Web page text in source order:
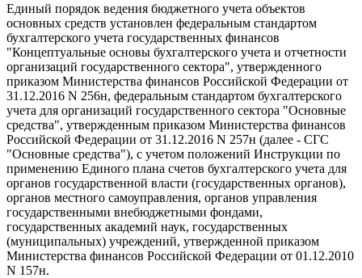
Единый порядок ведения бюджетного учета объектов
основных средств установлен федеральным стандартом
бухгалтерского учета государственных финансов
"Концептуальные основы бухгалтерского учета и отчетности
организаций государственного сектора", утвержденного
приказом Министерства финансов Российской Федерации от
31.12.2016 N 256н, федеральным стандартом бухгалтерского
учета для организаций государственного сектора "Основные
средства", утвержденным приказом Министерства финансов
Российской Федерации от 31.12.2016 N 257н (далее - СГС
"Основные средства"), с учетом положений Инструкции по
применению Единого плана счетов бухгалтерского учета для
органов государственной власти (государственных органов),
органов местного самоуправления, органов управления
государственными внебюджетными фондами,
государственных академий наук, государственных
(муниципальных) учреждений, утвержденной приказом
Министерства финансов Российской Федерации от 01.12.2010
N 157н.